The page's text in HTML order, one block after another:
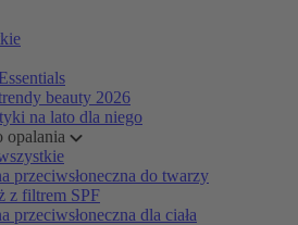
beauty 2026
na lato dla niego
opalania
przeciwsłoneczna do twarzy
z filtrem SPF
przeciwsłoneczna dla ciała